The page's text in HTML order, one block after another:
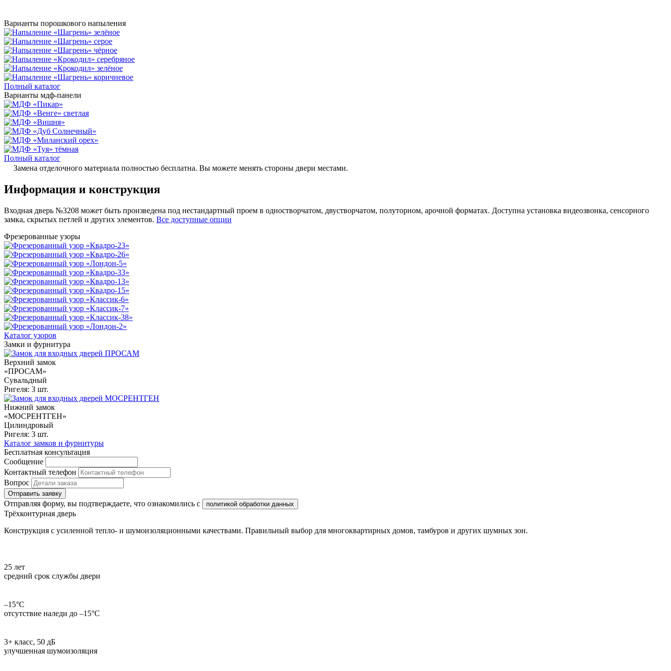
Варианты порошкового напыления
Полный каталог
Варианты мдф-панели
Полный каталог
Замена отделочного материала полностью бесплатна. Вы можете менять стороны двери местами.
Информация и конструкция
Входная дверь №3208 может быть произведена под нестандартный проем в одностворчатом, двустворчатом, полуторном, арочной форматах. Доступна установка видеозвонка, сенсорного
замка, скрытых петлей и других элементов. Все доступные опции
Фрезерованные узоры
Каталог узоров
Замки и фурнитура
Верхний замок
«ПРОСАМ»
Сувальдный
Ригеля: 3 шт.
Нижний замок
«МОСРЕНТГЕН»
Цилиндровый
Ригеля: 3 шт.
Каталог замков и фурнитуры
Бесплатная консультация
Сообщение
Контактный телефон
Вопрос
Отправить заявку
Отправляя форму, вы подтверждаете, что ознакомились с политикой обработки данных
Трёхконтурная дверь
Конструкция с усиленной тепло- и шумоизоляционными качествами. Правильный выбор для многоквартирных домов, тамбуров и других шумных зон.
25 лет
средний срок службы двери
–15°С
отсутствие наледи до –15°С
3+ класс, 50 дБ
улучшенная шумоизоляция